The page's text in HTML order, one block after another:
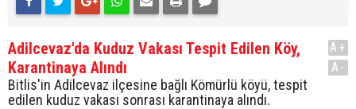
Adilcevaz'da Kuduz Vakası Tespit Edilen Köy,
Karantinaya Alındı
Bitlis'in Adilcevaz ilçesine bağlı Kömürlü köyü, tespit
edilen kuduz vakası sonrası karantinaya alındı.
A+
A-